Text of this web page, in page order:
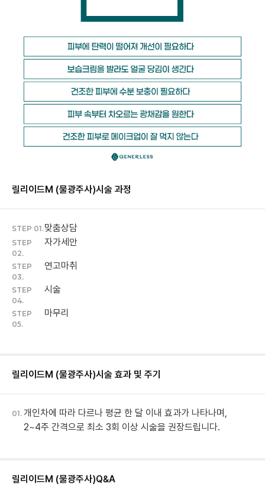
릴리이드M (물광주사)시술 과정
STEP 01.맞춤상담
STEP
02.
자가세안
STEP
03.
연고마취
STEP
04.
시술
STEP
05.
마무리
릴리이드M (물광주사)시술 효과 및 주기
01. 개인차에 따라 다르나 평균 한 달 이내 효과가 나타나며,
2~4주 간격으로 최소 3회 이상 시술을 권장드립니다.
릴리이드M (물광주사)Q&A